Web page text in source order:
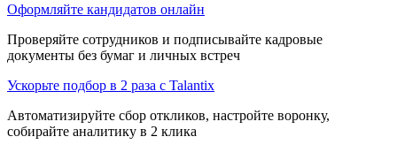
Оформляйте кандидатов онлайн
Проверяйте сотрудников и подписывайте кадровые
документы без бумаг и личных встреч
Ускорьте подбор в 2 раза с Talantix
Автоматизируйте сбор откликов, настройте воронку,
собирайте аналитику в 2 клика